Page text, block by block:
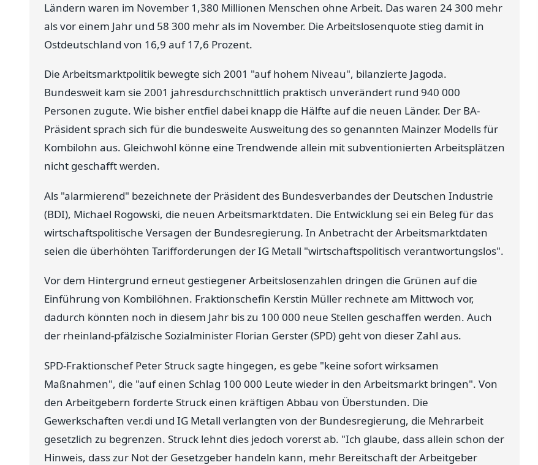
Ländern waren im November 1,380 Millionen Menschen ohne Arbeit. Das waren 24 300 mehr
als vor einem Jahr und 58 300 mehr als im November. Die Arbeitslosenquote stieg damit in
Ostdeutschland von 16,9 auf 17,6 Prozent.
Die Arbeitsmarktpolitik bewegte sich 2001 "auf hohem Niveau", bilanzierte Jagoda.
Bundesweit kam sie 2001 jahresdurchschnittlich praktisch unverändert rund 940 000
Personen zugute. Wie bisher entfiel dabei knapp die Hälfte auf die neuen Länder. Der BA-
Präsident sprach sich für die bundesweite Ausweitung des so genannten Mainzer Modells für
Kombilohn aus. Gleichwohl könne eine Trendwende allein mit subventionierten Arbeitsplätzen
nicht geschafft werden.
Als "alarmierend" bezeichnete der Präsident des Bundesverbandes der Deutschen Industrie
(BDI), Michael Rogowski, die neuen Arbeitsmarktdaten. Die Entwicklung sei ein Beleg für das
wirtschaftspolitische Versagen der Bundesregierung. In Anbetracht der Arbeitsmarktdaten
seien die überhöhten Tarifforderungen der IG Metall "wirtschaftspolitisch verantwortungslos".
Vor dem Hintergrund erneut gestiegener Arbeitslosenzahlen dringen die Grünen auf die
Einführung von Kombilöhnen. Fraktionschefin Kerstin Müller rechnete am Mittwoch vor,
dadurch könnten noch in diesem Jahr bis zu 100 000 neue Stellen geschaffen werden. Auch
der rheinland-pfälzische Sozialminister Florian Gerster (SPD) geht von dieser Zahl aus.
SPD-Fraktionschef Peter Struck sagte hingegen, es gebe "keine sofort wirksamen
Maßnahmen", die "auf einen Schlag 100 000 Leute wieder in den Arbeitsmarkt bringen". Von
den Arbeitgebern forderte Struck einen kräftigen Abbau von Überstunden. Die
Gewerkschaften ver.di und IG Metall verlangten von der Bundesregierung, die Mehrarbeit
gesetzlich zu begrenzen. Struck lehnt dies jedoch vorerst ab. "Ich glaube, dass allein schon der
Hinweis, dass zur Not der Gesetzgeber handeln kann, mehr Bereitschaft der Arbeitgeber